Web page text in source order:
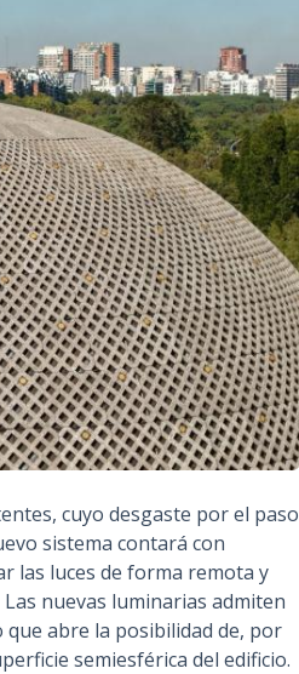
cuyo desgaste por el paso
sistema contará con
las luces de forma remota y
nuevas luminarias admiten
abre la posibilidad de, por
semiesférica del edificio.